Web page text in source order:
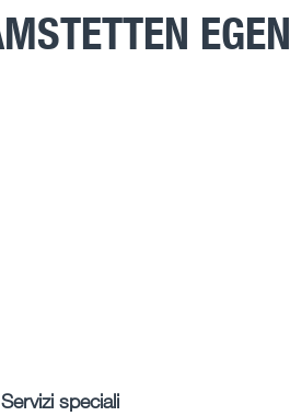
EGEN
Servizi speciali